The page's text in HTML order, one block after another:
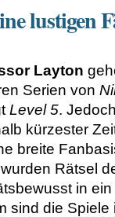
lustigen
Layton
Serien von
Level 5.
kürzester
breite
Rätsel
in
sind die Spiele